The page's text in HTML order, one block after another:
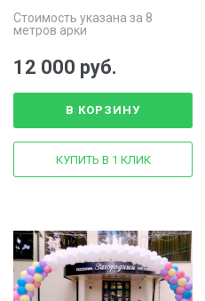
Стоимость указана за 8
метров арки
12 000 руб.
В КОРЗИНУ
КУПИТЬ В 1 КЛИК